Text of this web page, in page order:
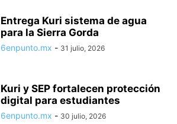
Entrega Kuri sistema de agua
para la Sierra Gorda
6enpunto.mx - 31 julio, 2026
Kuri y SEP fortalecen protección
digital para estudiantes
6enpunto.mx - 30 julio, 2026